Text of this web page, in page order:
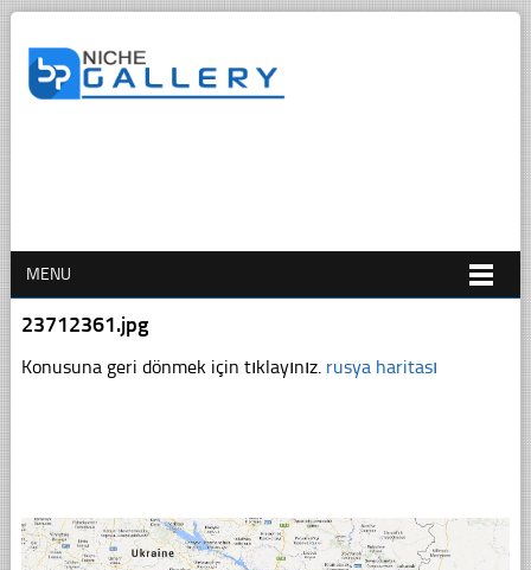
MENU
23712361.jpg
Konusuna geri dönmek için tıklayınız. rusya haritası